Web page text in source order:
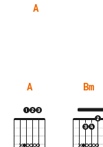
A
A Bm